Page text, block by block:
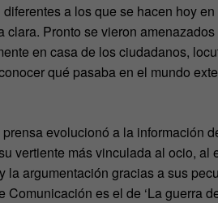
diferentes a los que se hacen hoy
Pronto se vieron
en casa de los ciudadanos,
qué pasaba en el mundo
evolucionó a la información
vertiente más vinculada al ocio, al
argumentación gracias a sus
es el de ‘La guerra